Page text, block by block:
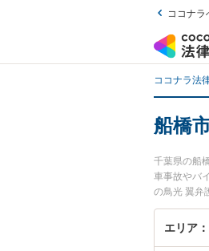
ココナラ
ココナラ法
船橋
千葉県の船
車事故やバ
の鳥光 翼弁
後遺障害の
弁護士に相
エリア